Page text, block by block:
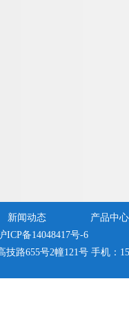
新闻动态
产品中心
ICP备14048417号-6
路655号2幢121号 手机：